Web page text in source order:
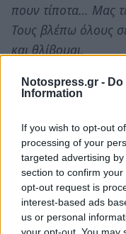
Notospress.gr -
Information
If you wish to opt-out
processing of your
targeted advertising
section to confirm
opt-out request is
interest-based ads
us or personal
your opt-out. You may
πουν τίποτα… Μας
Τους βλέπω όλους
και θλίβομαι.
Που είναι οι:
Προκοβάκης,
Μπουγάδης,
Χριστοφιλάκος,
Δεν έχουν ούτε
των αγροτών; Δε
Θυμάμαι τον